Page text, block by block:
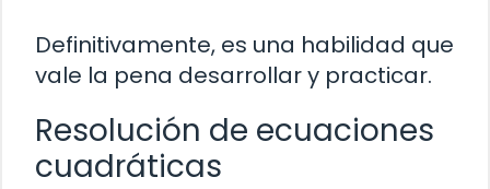
Definitivamente, es una habilidad que
vale la pena desarrollar y practicar.
Resolución de ecuaciones
cuadráticas